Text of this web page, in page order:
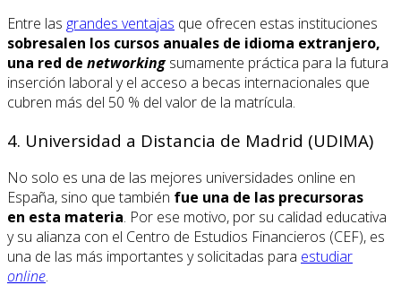
Entre las grandes ventajas que ofrecen estas instituciones
sobresalen los cursos anuales de idioma extranjero,
una red de networkingsumamente práctica para la futura
inserción laboral y el acceso a becas internacionales que
cubren más del 50 % del valor de la matrícula.
4. Universidad a Distancia de Madrid (UDIMA)
No solo es una de las mejores universidades online en
España, sino que también fue una de las precursoras
en esta materia. Por ese motivo, por su calidad educativa
y su alianza con el Centro de Estudios Financieros (CEF), es
una de las más importantes y solicitadas para estudiar
online.